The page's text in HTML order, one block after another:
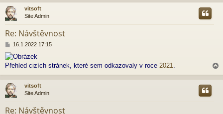
v
e
k
h
vitsoft
Site Admin
Re: Návštěvnost
P
ř
í
s
p
v
e
16.1.2022 17:15
Přehled cizích stránek, které sem odkazovaly v roce 2021.
a
vitsoft
Site Admin
Re: Návštěvnost